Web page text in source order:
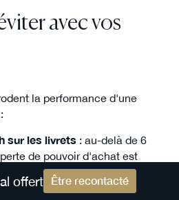
avec vos
la performance d'une
sur les livrets : au-delà de 6
de pouvoir d'achat est
contre inflation à2.2%
offert Être recontacté